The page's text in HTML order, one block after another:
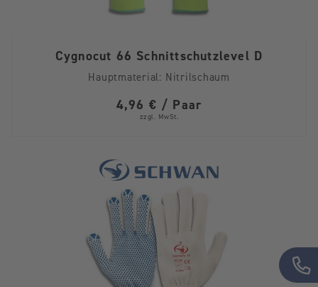
Cygnocut 66 Schnittschutzlevel D
Hauptmaterial: Nitrilschaum
4,96 € / Paar
zzgl. MwSt.